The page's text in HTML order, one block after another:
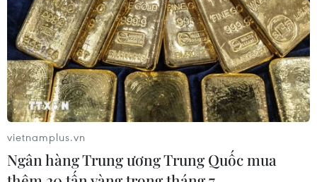
hạn Tinh bột nghệ Nhưng Vần và trà chanh đào mật
ong của Hợp tác xã Hà Phong lần đầu tiên được xuất
khẩu sang thị trường Anh.
vietnamplus.vn
Ngân hàng Trung ương Trung Quốc mua